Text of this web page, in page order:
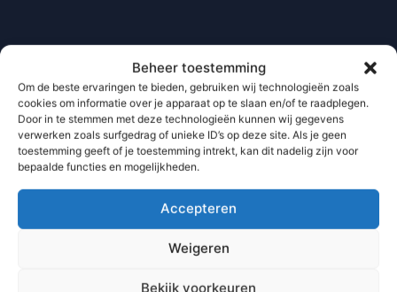
Beheer toestemming
Om de beste ervaringen te bieden, gebruiken wij technologieën zoals
cookies om informatie over je apparaat op te slaan en/of te raadplegen.
Door in te stemmen met deze technologieën kunnen wij gegevens
verwerken zoals surfgedrag of unieke ID’s op deze site. Als je geen
toestemming geeft of je toestemming intrekt, kan dit nadelig zijn voor
bepaalde functies en mogelijkheden.
Accepteren
Weigeren
Bekijk voorkeuren